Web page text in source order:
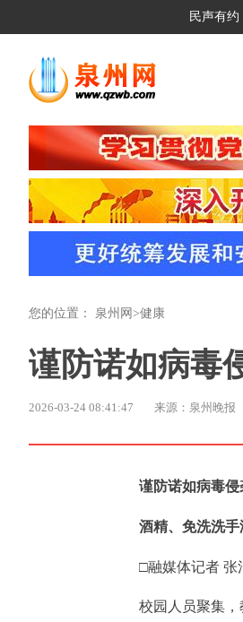
民声有约
您的位置： 泉州网 >健康
谨防诺如病毒
2026-03-24 08:41:47 来源：泉州晚报
谨防诺如病毒侵
酒精、免洗洗
□融媒体记者 张
校园人员聚集